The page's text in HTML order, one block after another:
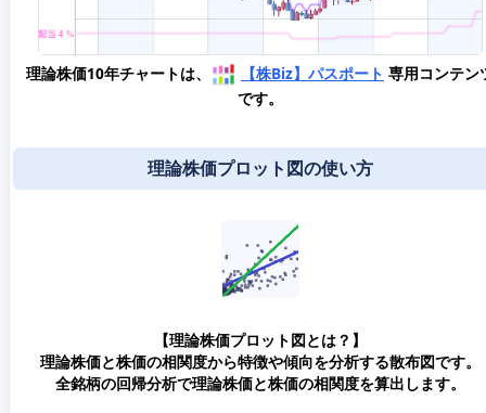
理論株価10年チャートは、 【株Biz】パスポート 専用コンテン
です。
理論株価プロット図の使い方
【理論株価プロット図とは？】
理論株価と株価の相関度から特徴や傾向を分析する散布図です。
全銘柄の回帰分析で理論株価と株価の相関度を算出します。